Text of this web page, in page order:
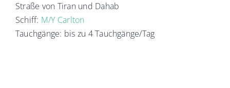
Straße von Tiran und Dahab
Schiff: M/Y Carlton
Tauchgänge: bis zu 4 Tauchgänge/Tag